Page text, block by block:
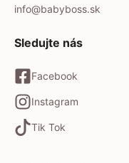
info@babyboss.sk
Sledujte nás
Facebook
Instagram
Tik Tok